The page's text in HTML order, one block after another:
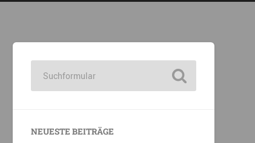
NEUESTE BEITRÄGE